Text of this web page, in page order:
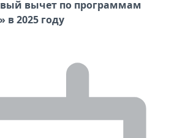
вычет по программам
в 2025 году